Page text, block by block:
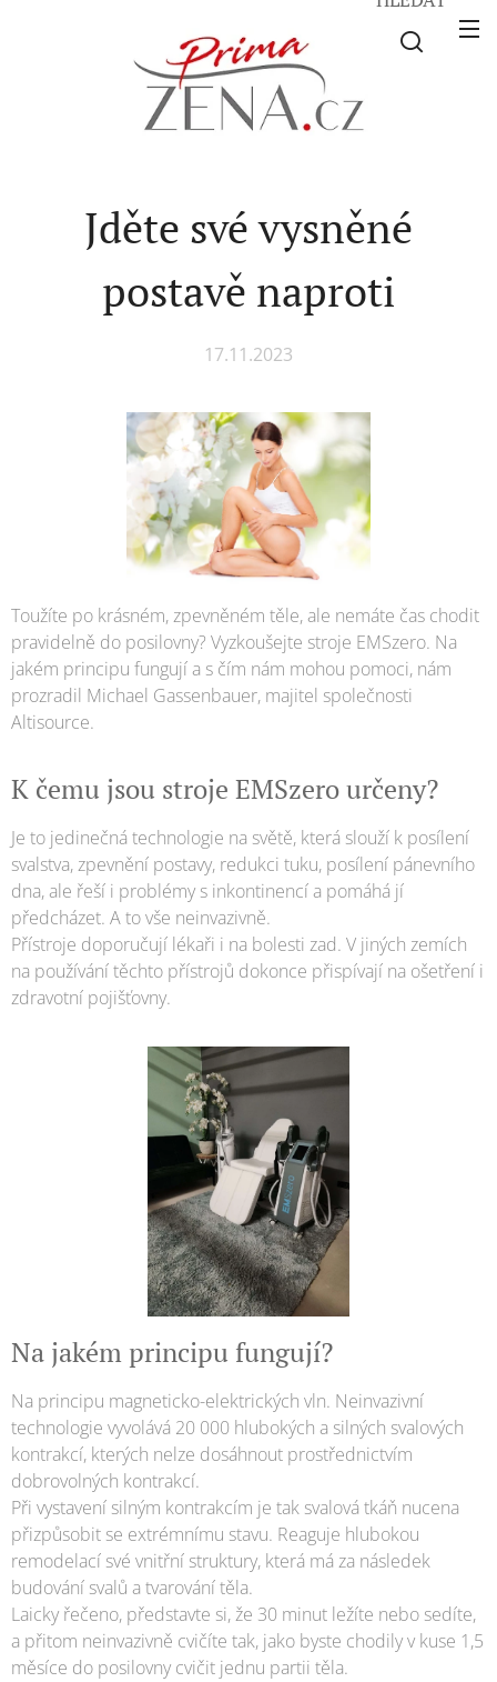
Jděte své vysněné
postavě naproti
17.11.2023
Toužíte po krásném, zpevněném těle, ale nemáte čas chodit
pravidelně do posilovny? Vyzkoušejte stroje EMSzero. Na
jakém principu fungují a s čím nám mohou pomoci, nám
prozradil Michael Gassenbauer, majitel společnosti
Altisource.
K čemu jsou stroje EMSzero určeny?
Je to jedinečná technologie na světě, která slouží k posílení
svalstva, zpevnění postavy, redukci tuku, posílení pánevního
dna, ale řeší i problémy s inkontinencí a pomáhá jí
předcházet. A to vše neinvazivně.
Přístroje doporučují lékaři i na bolesti zad. V jiných zemích
na používání těchto přístrojů dokonce přispívají na ošetření i
zdravotní pojišťovny.
Na jakém principu fungují?
Na principu magneticko-elektrických vln. Neinvazivní
technologie vyvolává 20 000 hlubokých a silných svalových
kontrakcí, kterých nelze dosáhnout prostřednictvím
dobrovolných kontrakcí.
Při vystavení silným kontrakcím je tak svalová tkáň nucena
přizpůsobit se extrémnímu stavu. Reaguje hlubokou
remodelací své vnitřní struktury, která má za následek
budování svalů a tvarování těla.
Laicky řečeno, představte si, že 30 minut ležíte nebo sedíte,
a přitom neinvazivně cvičíte tak, jako byste chodily v kuse 1,5
měsíce do posilovny cvičit jednu partii těla.